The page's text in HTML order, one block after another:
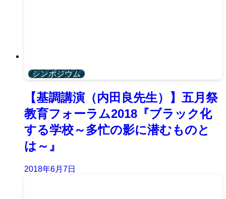
シンポジウム
【基調講演（内田良先生）】五月祭
教育フォーラム2018『ブラック化
する学校～多忙の影に潜むものと
は～』
2018年6月7日